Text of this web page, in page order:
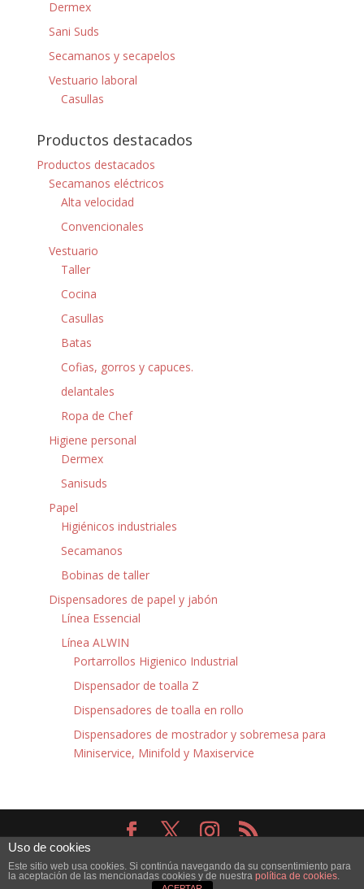
Dermex
Sani Suds
Secamanos y secapelos
Vestuario laboral
Casullas
Productos destacados
Productos destacados
Secamanos eléctricos
Alta velocidad
Convencionales
Vestuario
Taller
Cocina
Casullas
Batas
Cofias, gorros y capuces.
delantales
Ropa de Chef
Higiene personal
Dermex
Sanisuds
Papel
Higiénicos industriales
Secamanos
Bobinas de taller
Dispensadores de papel y jabón
Línea Essencial
Línea ALWIN
Portarrollos Higienico Industrial
Dispensador de toalla Z
Dispensadores de toalla en rollo
Dispensadores de mostrador y sobremesa para
Miniservice, Minifold y Maxiservice
Elegant Themes
WordPress
Uso de cookies
Este sitio web usa cookies. Si continúa navegando da su consentimiento para
la aceptación de las mencionadas cookies y de nuestra política de cookies.